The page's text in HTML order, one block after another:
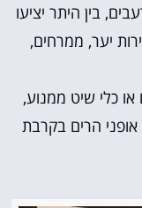
בין היתר יציעו
יער, ממרחים,
כלי שיט ממנוע,
אופני הרים בקרבת